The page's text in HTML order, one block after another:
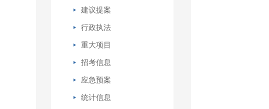
建议提案
行政执法
重大项目
招考信息
应急预案
统计信息